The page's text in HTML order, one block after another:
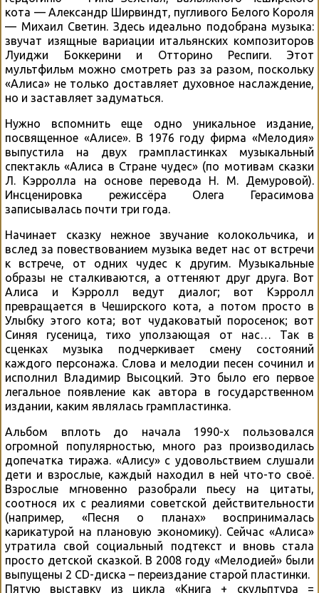
кота — Александр Ширвиндт, пугливого Белого Короля
— Михаил Светин. Здесь идеально подобрана музыка:
звучат изящные вариации итальянских композиторов
Луиджи Боккерини и Отторино Респиги. Этот
мультфильм можно смотреть раз за разом, поскольку
«Алиса» не только доставляет духовное наслаждение,
но и заставляет задуматься.
Нужно вспомнить еще одно уникальное издание,
посвященное «Алисе». В 1976 году фирма «Мелодия»
выпустила на двух грампластинках музыкальный
спектакль «Алиса в Стране чудес» (по мотивам сказки
Л. Кэрролла на основе перевода Н. М. Демуровой).
Инсценировка режиссёра Олега Герасимова
записывалась почти три года.
Начинает сказку нежное звучание колокольчика, и
вслед за повествованием музыка ведет нас от встречи
к встрече, от одних чудес к другим. Музыкальные
образы не сталкиваются, а оттеняют друг друга. Вот
Алиса и Кэрролл ведут диалог; вот Кэрролл
превращается в Чеширского кота, а потом просто в
Улыбку этого кота; вот чудаковатый поросенок; вот
Синяя гусеница, тихо уползающая от нас… Так в
сценках музыка подчеркивает смену состояний
каждого персонажа. Слова и мелодии песен сочинил и
исполнил Владимир Высоцкий. Это было его первое
легальное появление как автора в государственном
издании, каким являлась грампластинка.
Альбом вплоть до начала 1990-х пользовался
огромной популярностью, много раз производилась
допечатка тиража. «Алису» с удовольствием слушали
дети и взрослые, каждый находил в ней что-то своё.
Взрослые мгновенно разобрали пьесу на цитаты,
соотнося их с реалиями советской действительности
(например, «Песня о планах» воспринималась
карикатурой на плановую экономику). Сейчас «Алиса»
утратила свой социальный подтекст и вновь стала
просто детской сказкой. В 2008 году «Мелодией» были
выпущены 2 CD-диска – переиздание старой пластинки.
Пятую выставку из цикла «Книга + скульптура =